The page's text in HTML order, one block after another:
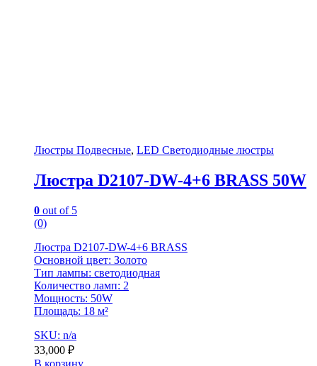
Люстры Подвесные, LED Светодиодные люстры
Люстра D2107-DW-4+6 BRASS 50W
0 out of 5
(0)
Люстра D2107-DW-4+6 BRASS
Основной цвет: Золото
Тип лампы: светодиодная
Количество ламп: 2
Мощность: 50W
Площадь: 18 м²
SKU: n/a
33,000 ₽